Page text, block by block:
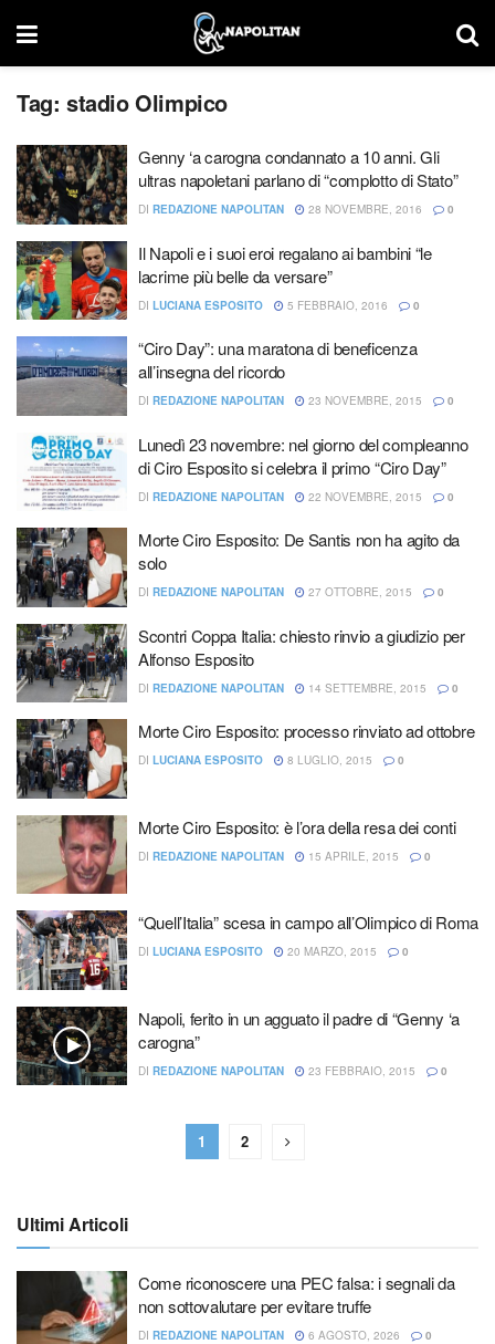
Tag: stadio Olimpico
Genny ‘a carogna condannato a 10 anni. Gli
ultras napoletani parlano di “complotto di Stato”
DI REDAZIONE NAPOLITAN 28 NOVEMBRE, 2016 0
Il Napoli e i suoi eroi regalano ai bambini “le
lacrime più belle da versare”
DI LUCIANA ESPOSITO 5 FEBBRAIO, 2016 0
“Ciro Day”: una maratona di beneficenza
all’insegna del ricordo
DI REDAZIONE NAPOLITAN 23 NOVEMBRE, 2015 0
Lunedì 23 novembre: nel giorno del compleanno
di Ciro Esposito si celebra il primo “Ciro Day”
DI REDAZIONE NAPOLITAN 22 NOVEMBRE, 2015 0
Morte Ciro Esposito: De Santis non ha agito da
solo
DI REDAZIONE NAPOLITAN 27 OTTOBRE, 2015 0
Scontri Coppa Italia: chiesto rinvio a giudizio per
Alfonso Esposito
DI REDAZIONE NAPOLITAN 14 SETTEMBRE, 2015 0
Morte Ciro Esposito: processo rinviato ad ottobre
DI LUCIANA ESPOSITO 8 LUGLIO, 2015 0
Morte Ciro Esposito: è l’ora della resa dei conti
DI REDAZIONE NAPOLITAN 15 APRILE, 2015 0
“Quell’Italia” scesa in campo all’Olimpico di Roma
DI LUCIANA ESPOSITO 20 MARZO, 2015 0
Napoli, ferito in un agguato il padre di “Genny ‘a
carogna”
DI REDAZIONE NAPOLITAN 23 FEBBRAIO, 2015 0
1 2
Ultimi Articoli
Come riconoscere una PEC falsa: i segnali da
non sottovalutare per evitare truffe
DI REDAZIONE NAPOLITAN 6 AGOSTO, 2026 0